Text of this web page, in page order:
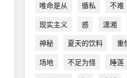
唯命是从
循私 不难
现实主义
惑 潇湘
神秘
夏天的饮料 重
场地
不足为怪 睡莲